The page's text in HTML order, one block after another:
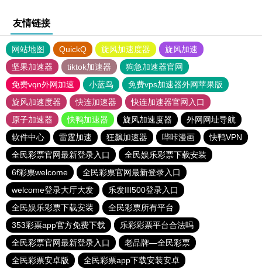
友情链接
网站地图 QuickQ 旋风加速度器
旋风加速
坚果加速器
tiktok加速器
狗急加速器官网
免费vqn外网加速
小蓝鸟
免费vps加速器外网苹果版
旋风加速度器
快连加速器
快连加速器官网入口
原子加速器
快鸭加速器 旋风加速度器
外网网址导航
软件中心
雷霆加速 狂飙加速器 哔咔漫画
快鸭VPN
全民彩票官网最新登录入口
全民娱乐彩票下载安装
6f彩票welcome
全民彩票官网最新登录入口
welcome登录大厅大发
乐发III500登录入口
全民娱乐彩票下载安装
全民彩票所有平台
353彩票app官方免费下载
乐彩彩票平台合法吗
全民彩票官网最新登录入口
老品牌—全民彩票
全民彩票安卓版
全民彩票app下载安装安卓